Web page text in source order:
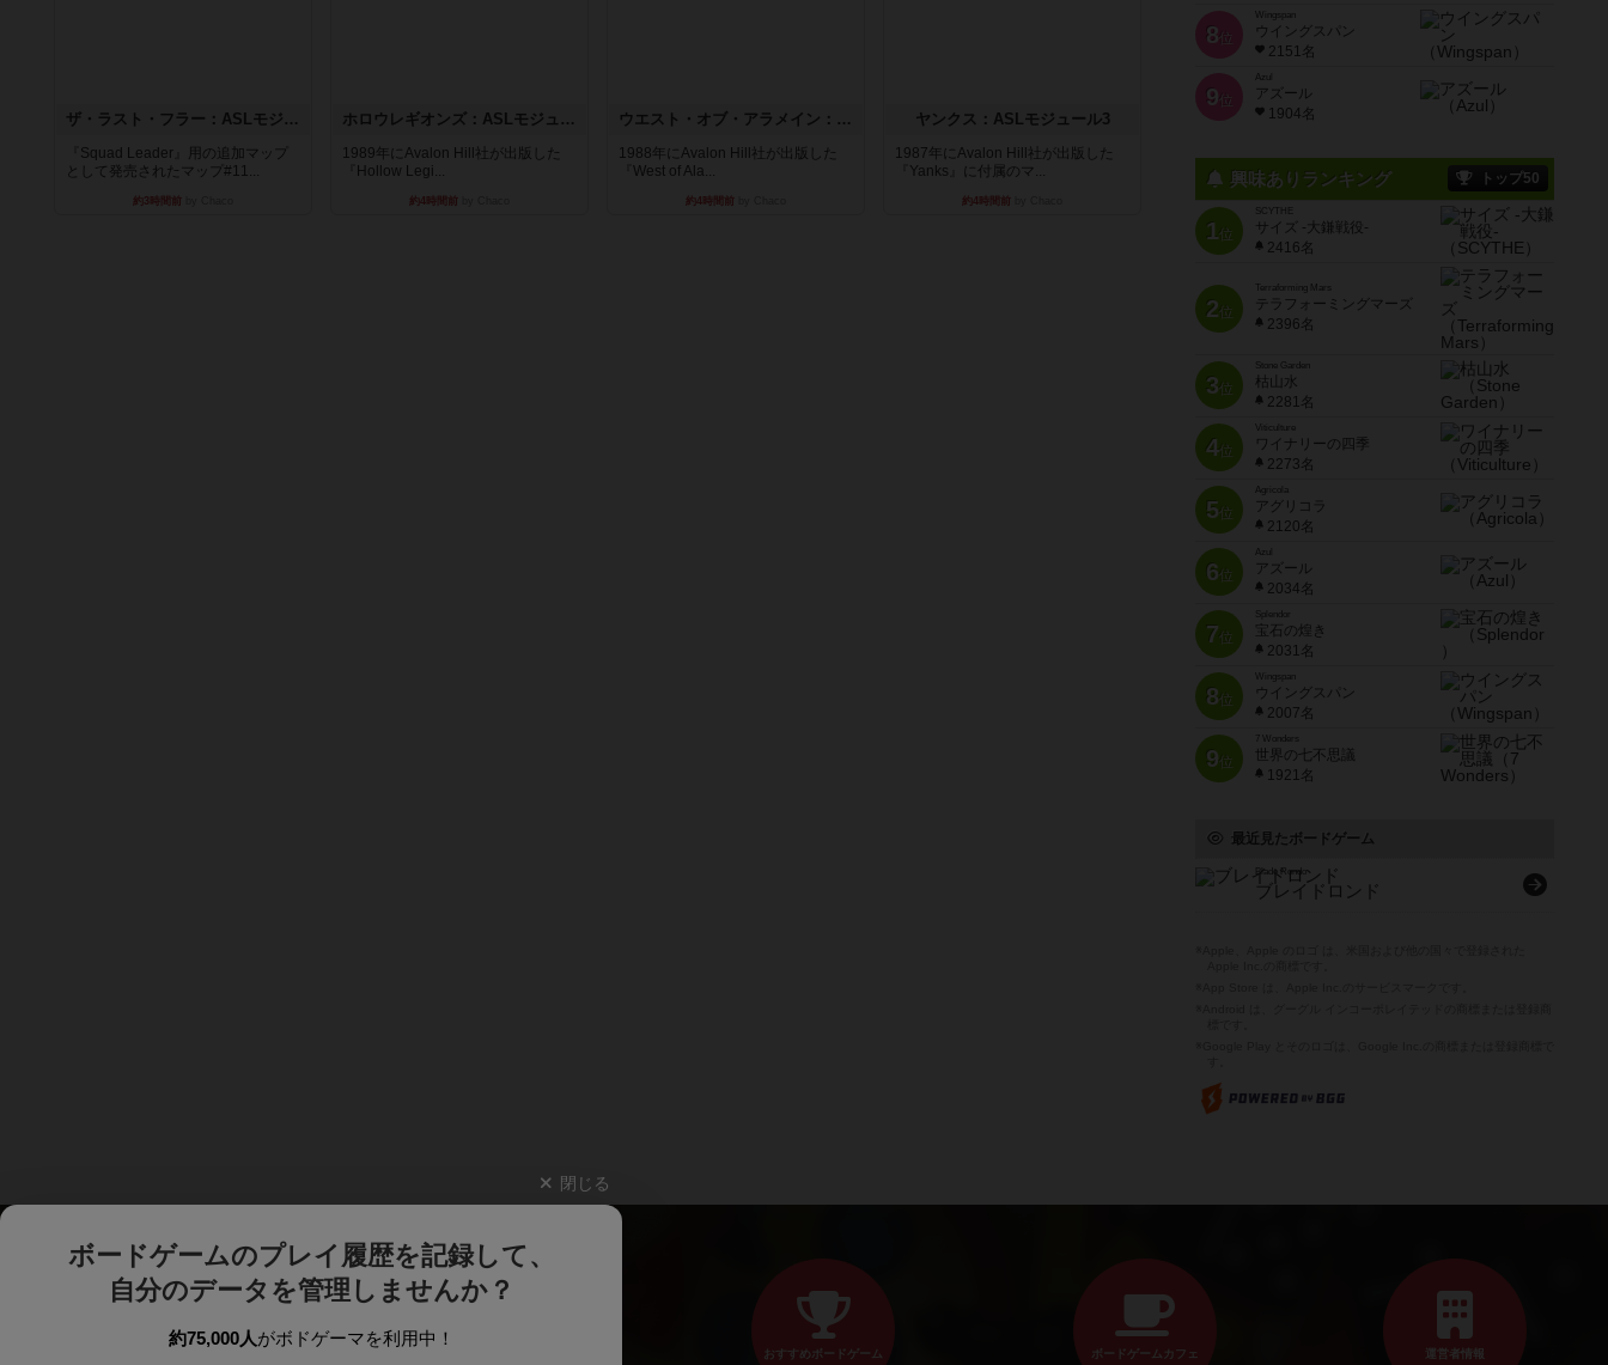
ザ・ラスト・フラー：ASLモジュール6
『Squad Leader』用の追加マップ
として発売されたマップ#11...
約3時間前
ホロウレギオンズ：ASLモジュール7
1989年にAvalon Hill社が出版した
『Hollow Legi...
約4時間前
ウエスト・オブ・アラメイン：ASLモジュール5
1988年にAvalon Hill社が出版した
『West of Ala...
約4時間前
ヤンクス：ASLモジュール3
1987年にAvalon Hill社が出版した
『Yanks』に付属のマ...
約4時間前
8 位
Wingspan
ウイングスパン
2151名
9 位
Azul
アズール
1904名
興味ありランキング トップ50
1位
SCYTHE
サイズ -大鎌戦役-
2416名
2位
Terraforming Mars
テラフォーミングマーズ
2396名
3位
Stone Garden
枯山水
2281名
4位
Viticulture
ワイナリーの四季
2273名
5位
Agricola
アグリコラ
2120名
6位
Azul
アズール
2034名
7位
宝石の煌き
2031名
8位
Wingspan
ウイングスパン
2007名
9位
7 Wonders
世界の七不思議
1921名
最近見たボードゲーム
Blade Rondo
ブレイドロンド
閉じる
ボードゲームのプレイ履歴を記録して、
自分のデータを管理しませんか？
約75,000人がボドゲーマを利用中！
おすすめボードゲーム ボードゲームカフェ 運営者情報